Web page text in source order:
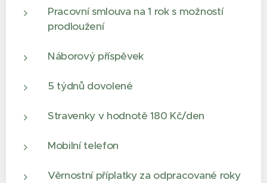
Pracovní smlouva na 1 rok s možností
prodloužení
Náborový příspěvek
5 týdnů dovolené
Stravenky v hodnotě 180 Kč/den
Mobilní telefon
Věrnostní příplatky za odpracované roky